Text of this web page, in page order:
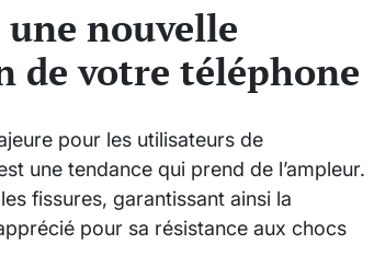
nouvelle
de votre téléphone
pour les utilisateurs de
une tendance qui prend de l’ampleur.
fissures, garantissant ainsi la
pour sa résistance aux chocs